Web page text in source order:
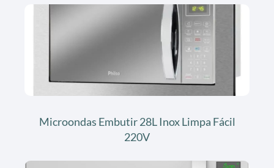
Microondas Embutir 28L Inox Limpa Fácil
220V